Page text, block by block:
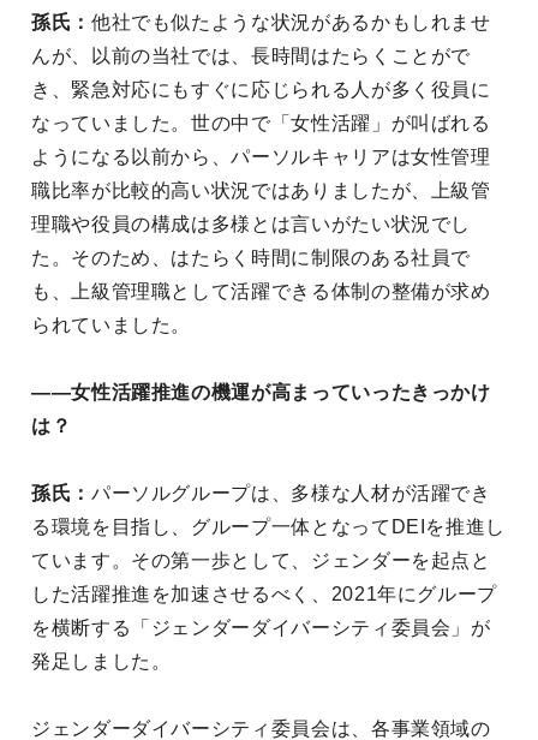
孫氏： 他社でも似たような状況があるかもしれませ
んが、以前の当社では、長時間はたらくことがで
き、緊急対応にもすぐに応じられる人が多く役員に
なっていました。世の中で「女性活躍」が叫ばれる
ようになる以前から、パーソルキャリアは女性管理
職比率が比較的高い状況ではありましたが、上級管
理職や役員の構成は多様とは言いがたい状況でし
た。そのため、はたらく時間に制限のある社員で
も、上級管理職として活躍できる体制の整備が求め
られていました。
——女性活躍推進の機運が高まっていったきっかけ
は？
孫氏： パーソルグループは、多様な人材が活躍でき
る環境を目指し、グループ一体となってDEIを推進し
ています。その第一歩として、ジェンダーを起点と
した活躍推進を加速させるべく、2021年にグループ
を横断する「ジェンダーダイバーシティ委員会」が
発足しました。
ジェンダーダイバーシティ委員会は、各事業領域の